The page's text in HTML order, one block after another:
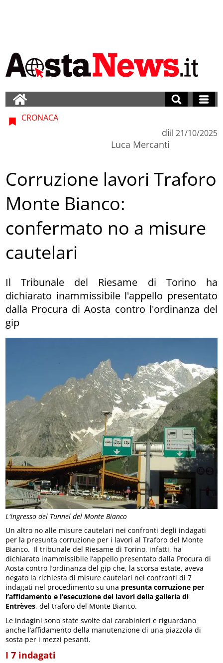
L'ingresso del Tunnel del Monte Bianco
CRONACA
di
Luca Mercanti
il 21/10/2025
Corruzione lavori Traforo
Monte Bianco:
confermato no a misure
cautelari
Il Tribunale del Riesame di Torino ha
dichiarato inammissibile l'appello presentato
dalla Procura di Aosta contro l'ordinanza del
gip
Un altro no alle misure cautelari nei confronti degli indagati
per la presunta corruzione per i lavori al Traforo del Monte
Bianco. Il tribunale del Riesame di Torino, infatti, ha
dichiarato inammissibile l’appello presentato dalla Procura di
Aosta contro l’ordinanza del gip che, la scorsa estate, aveva
negato la richiesta di misure cautelari nei confronti di 7
indagati nel procedimento su una presunta corruzione per
l’affidamento e l’esecuzione dei lavori della galleria di
Entrèves, del traforo del Monte Bianco.
Le indagini sono state svolte dai carabinieri e riguardano
anche l’affidamento della manutenzione di una piazzola di
sosta per i mezzi pesanti.
I 7 indagati